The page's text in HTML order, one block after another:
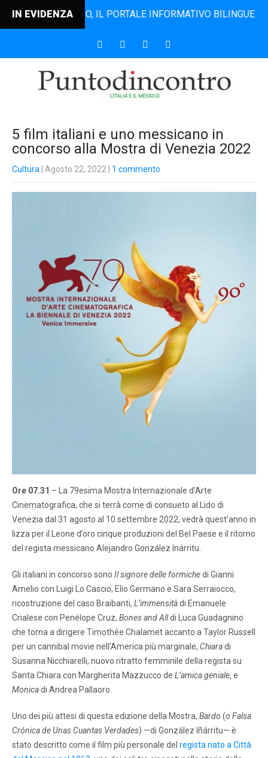
IN EVIDENZAIL PORTALE INFORMATIVO BILINGUE CHE
5 film italiani e uno messicano in
concorso alla Mostra di Venezia 2022
Cultura | Agosto 22, 2022 1 commento
Ore 07.31 – La 79esima Mostra Internazionale d’Arte
Cinematografica, che si terrà come di consueto al Lido di
Venezia dal 31 agosto al 10 settembre 2022, vedrà quest’anno in
lizza per il Leone d’oro cinque produzioni del Bel Paese e il ritorno
del regista messicano Alejandro González Inárritu.
Gli italiani in concorso sono Il signore delle formichedi Gianni
Amelio con Luigi Lo Cascio, Elio Germano e Sara Serraiocco,
ricostruzione del caso Braibanti, L’immensitàdi Emanuele
Crialese con Penélope Cruz, Bones and Alldi Luca Guadagnino
che torna a dirigere Timothée Chalamet accanto a Taylor Russell
per un cannibal movie nell’America più marginale, Chiaradi
Susanna Nicchiarelli, nuovo ritratto femminile della regista su
Santa Chiara con Margherita Mazzucco de L’amica geniale, e
Monicadi Andrea Pallaoro.
Uno dei più attesi di questa edizione della Mostra, Bardo (o Falsa
Crónica de Unas Cuantas Verdades) —di González Iñárritu— è
stato descritto come il film più personale del regista nato a Città